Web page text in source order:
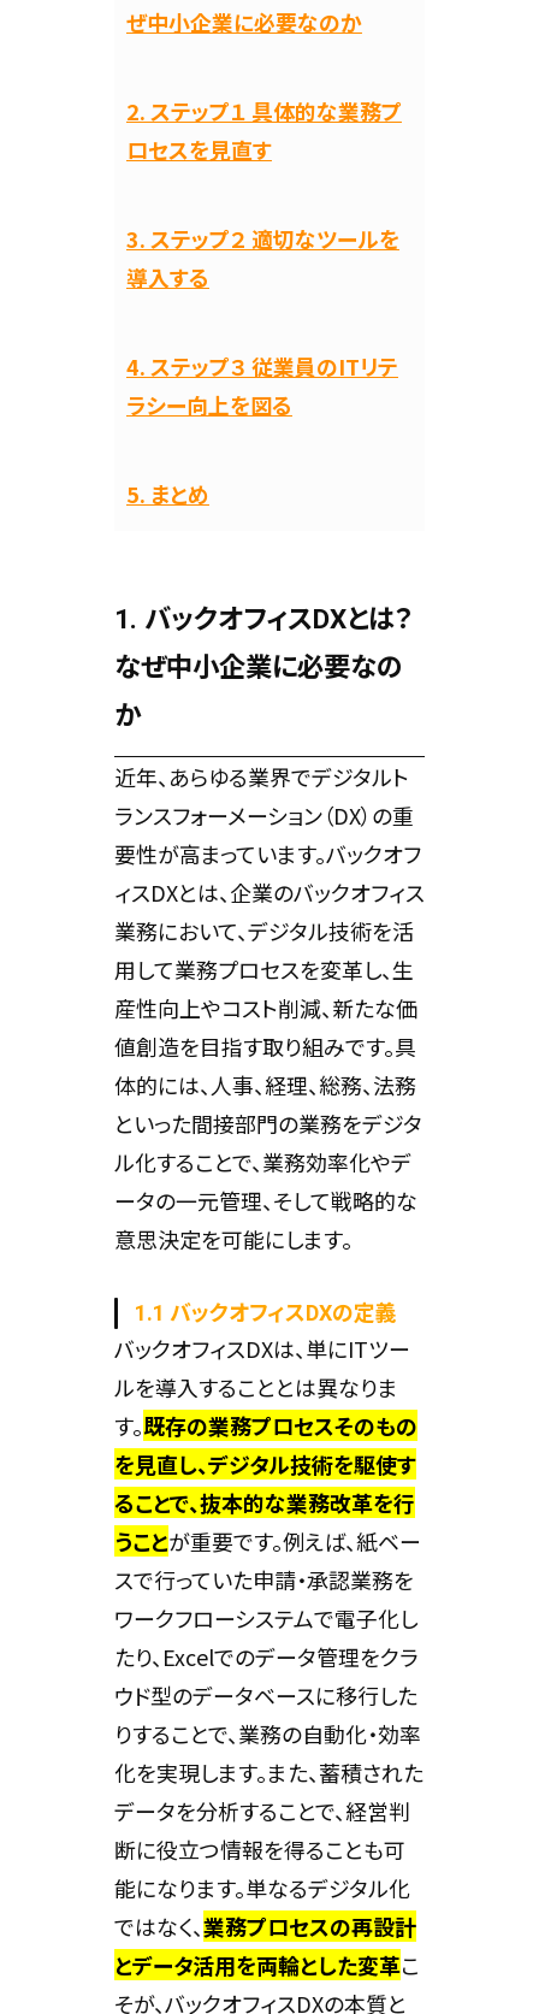
ぜ中小企業に必要なのか
2. ステップ１ 具体的な業務プ
ロセスを見直す
3. ステップ２ 適切なツールを
導入する
4. ステップ３ 従業員のITリテ
ラシー向上を図る
5. まとめ
1. バックオフィスDXとは？
なぜ中小企業に必要なの
か
近年、あらゆる業界でデジタルト
ランスフォーメーション（DX）の重
要性が高まっています。バックオフ
ィスDXとは、企業のバックオフィス
業務において、デジタル技術を活
用して業務プロセスを変革し、生
産性向上やコスト削減、新たな価
値創造を目指す取り組みです。具
体的には、人事、経理、総務、法務
といった間接部門の業務をデジタ
ル化することで、業務効率化やデ
ータの一元管理、そして戦略的な
意思決定を可能にします。
1.1 バックオフィスDXの定義
バックオフィスDXは、単にITツー
ルを導入することとは異なりま
す。既存の業務プロセスそのもの
を見直し、デジタル技術を駆使す
ることで、抜本的な業務改革を行
うことが重要です。例えば、紙ベー
スで行っていた申請・承認業務を
ワークフローシステムで電子化し
たり、Excelでのデータ管理をクラ
ウド型のデータベースに移行した
りすることで、業務の自動化・効率
化を実現します。また、蓄積された
データを分析することで、経営判
断に役立つ情報を得ることも可
能になります。単なるデジタル化
ではなく、業務プロセスの再設計
とデータ活用を両輪とした変革こ
そが、バックオフィスDXの本質と